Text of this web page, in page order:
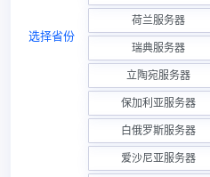
选择省份
荷兰服务器
瑞典服务器
立陶宛服务器
保加利亚服务器
白俄罗斯服务器
爱沙尼亚服务器